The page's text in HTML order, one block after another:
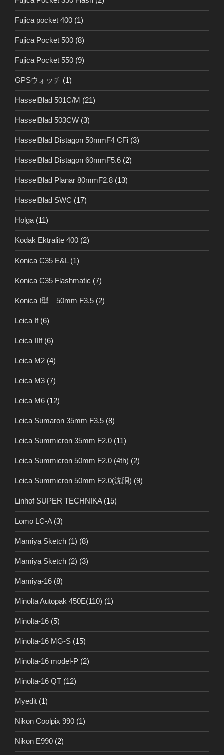
Fujica pocket 400 (1)
Fujica Pocket 500 (8)
Fujica Pocket 550 (9)
GPSウォッチ (1)
HasselBlad 501C/M (21)
HasselBlad 503CW (3)
HasselBlad Distagon 50mmF4 CFi (3)
HasselBlad Distagon 60mmF5.6 (2)
HasselBlad Planar 80mmF2.8 (13)
HasselBlad SWC (17)
Holga (11)
Kodak Ektralite 400 (2)
Konica C35 E&L (1)
Konica C35 Flashmatic (7)
Konica I型 50mm F3.5 (2)
Leica If(6)
Leica IIIf(6)
Leica M2 (4)
Leica M3 (7)
Leica M6 (12)
Leica Sumaron 35mm F3.5 (8)
Leica Summicron 35mm F2.0 (11)
Leica Summicron 50mm F2.0 (4th) (2)
Leica Summicron 50mm F2.0(沈胴) (9)
Linhof SUPER TECHNIKA(15)
Lomo LC-A(3)
Mamiya Sketch (1) (8)
Mamiya Sketch (2) (3)
Mamiya-16 (8)
Minolta Autopak 450E(110) (1)
Minolta-16 (5)
Minolta-16 MG-S (15)
Minolta-16 model-P (2)
Minolta-16 QT (12)
Myedit (1)
Nikon Coolpix 990 (1)
Nikon E990 (2)